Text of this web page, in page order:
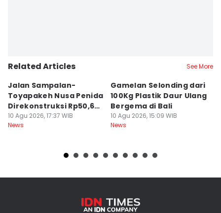
Related Articles See More
Jalan Sampalan-
Toyapakeh Nusa Penida
Direkonstruksi Rp50,6
Miliar
10 Agu 2026, 17:37 WIB
News
Gamelan Selonding dari
100Kg Plastik Daur Ulang
Bergema di Bali
10 Agu 2026, 15:09 WIB
News